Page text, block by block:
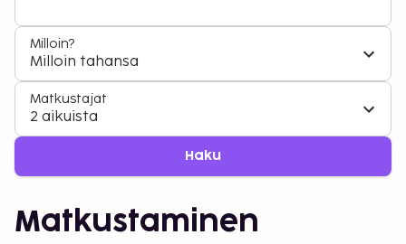
Milloin?
Milloin tahansa
Matkustajat
2 aikuista
Haku
Matkustaminen